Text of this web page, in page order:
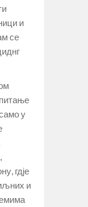
и
се
у
гдје
и